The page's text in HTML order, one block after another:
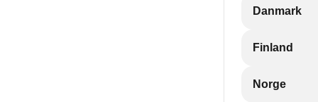
Danmark
Finland
Norge